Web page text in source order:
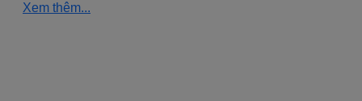
Xem thêm...